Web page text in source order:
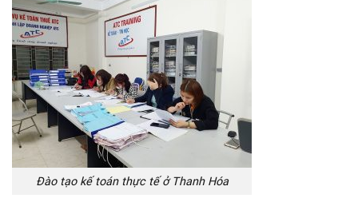
Đào tạo kế toán thực tế ở Thanh Hóa